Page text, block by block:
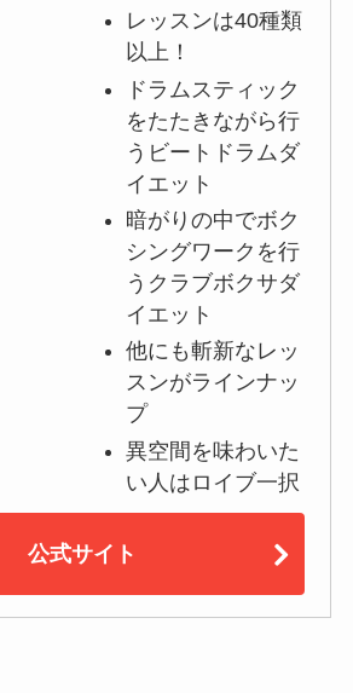
レッスンは40種類
以上！
ドラムスティック
をたたきながら行
うビートドラムダ
イエット
暗がりの中でボク
シングワークを行
うクラブボクサダ
イエット
他にも斬新なレッ
スンがラインナッ
プ
異空間を味わいた
い人はロイブ一択
公式サイト